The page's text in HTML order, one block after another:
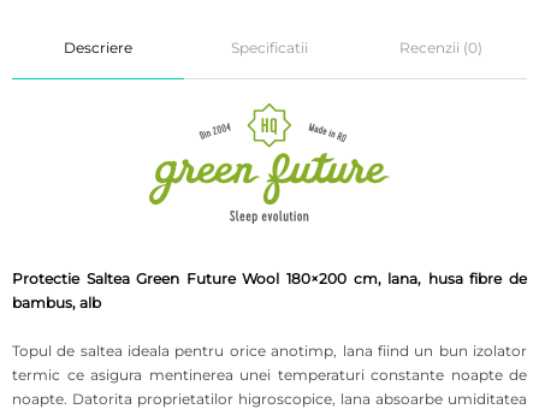
Descriere Specificatii Recenzii (0)
Protectie Saltea Green Future Wool 180×200 cm, lana, husa fibre de
bambus, alb
Topul de saltea ideala pentru orice anotimp, lana fiind un bun izolator
termic ce asigura mentinerea unei temperaturi constante noapte de
noapte. Datorita proprietatilor higroscopice, lana absoarbe umiditatea